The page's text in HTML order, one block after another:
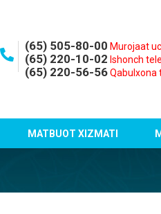
(65) 505-80-00 Murojaat
(65) 220-10-02 Ishonch
(65) 220-56-56 Qabulxona
MATBUOT XIZMATI